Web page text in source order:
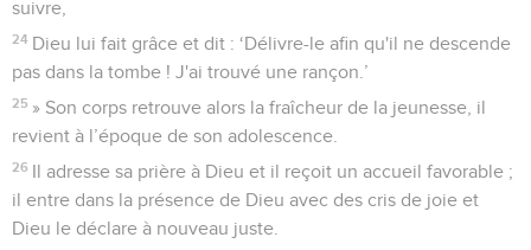
suivre,
24 Dieu lui fait grâce et dit : ‘Délivre-le afin qu'il ne descende
pas dans la tombe ! J'ai trouvé une rançon.’
25 » Son corps retrouve alors la fraîcheur de la jeunesse, il
revient à l’époque de son adolescence.
26 Il adresse sa prière à Dieu et il reçoit un accueil favorable ;
il entre dans la présence de Dieu avec des cris de joie et
Dieu le déclare à nouveau juste.